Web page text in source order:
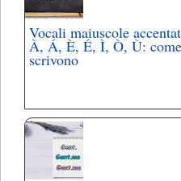
Vocali maiuscole
À, Á, È, É, Ì, Ò, Ù:
scrivono